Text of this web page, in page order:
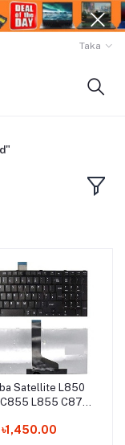
Taka
Add to cart
Satellite L850
L855 C870
keyboard
৳1,450.00